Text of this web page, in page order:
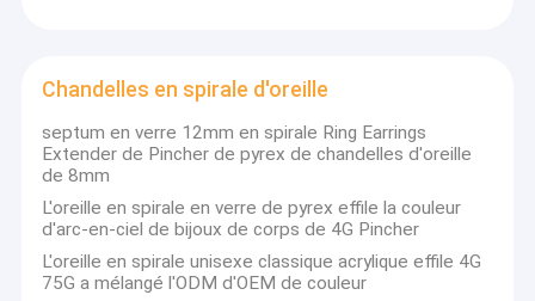
Bijoux de perforations de corps
Bijoux de perforations de nombril
Bijoux perçants d'oreille
Chandelles en spirale d'oreille
septum en verre 12mm en spirale Ring Earrings
Extender de Pincher de pyrex de chandelles d'oreille
de 8mm
L'oreille en spirale en verre de pyrex effile la couleur
d'arc-en-ciel de bijoux de corps de 4G Pincher
L'oreille en spirale unisexe classique acrylique effile 4G
75G a mélangé l'ODM d'OEM de couleur
tous les aspects des affaires, de la négociation des prix,
développement de produit, contrôle de qualité, besoins en
matériaux
et logistique. Après avoir travaillé dans l'industrie pendant plus
d'une décennie, les associés se sont joints à des bijoux d'or de
là où ils peuvent offrir la leur connaissance, force et
qualifications aux entreprises à travers le globe. La fourniture
d'a
le modèle économique secondaire te permet d'avoir une équipe